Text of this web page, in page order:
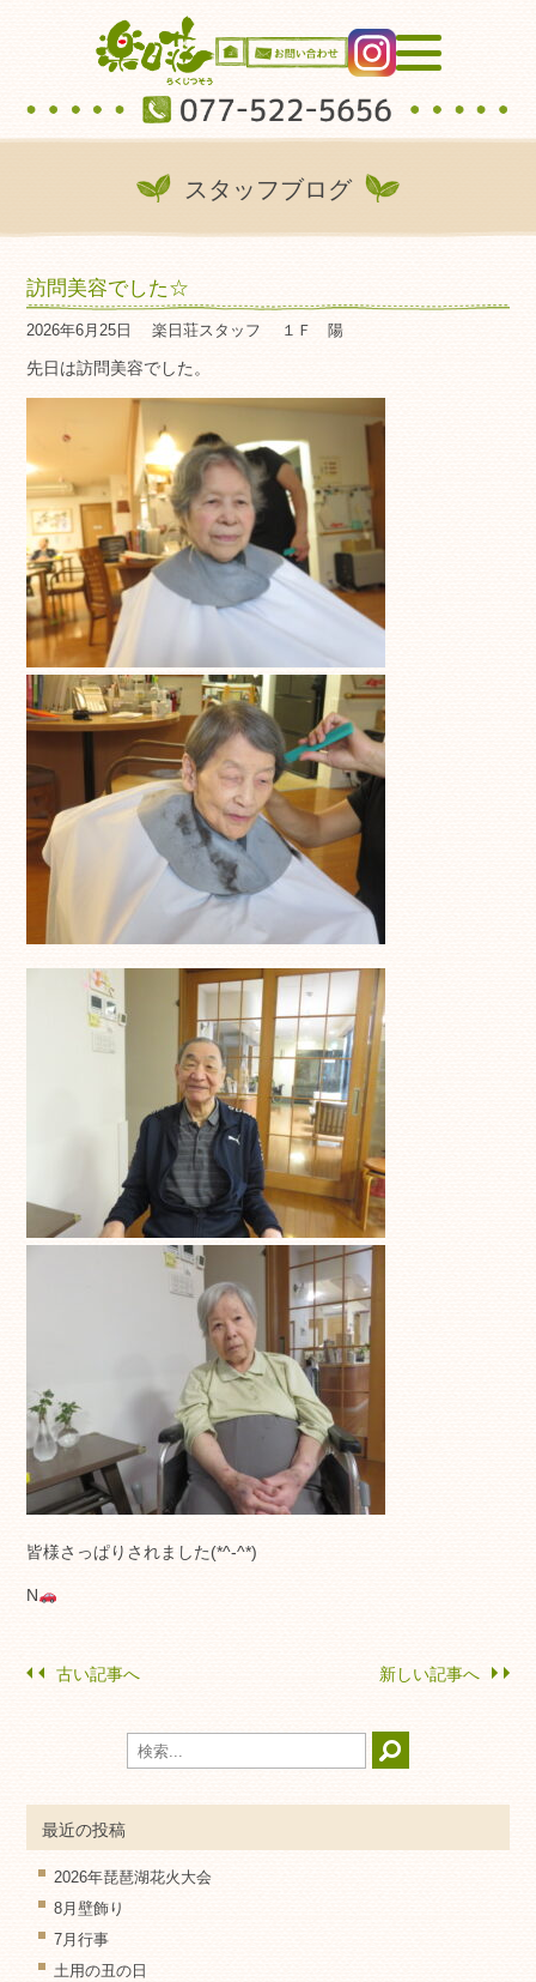
スタッフブログ
訪問美容でした☆
2026年6月25日 楽日荘スタッフ １Ｆ 陽
先日は訪問美容でした。
皆様さっぱりされました(*^-^*)
N
古い記事へ 新しい記事へ
最近の投稿
2026年琵琶湖花火大会
8月壁飾り
7月行事
土用の丑の日